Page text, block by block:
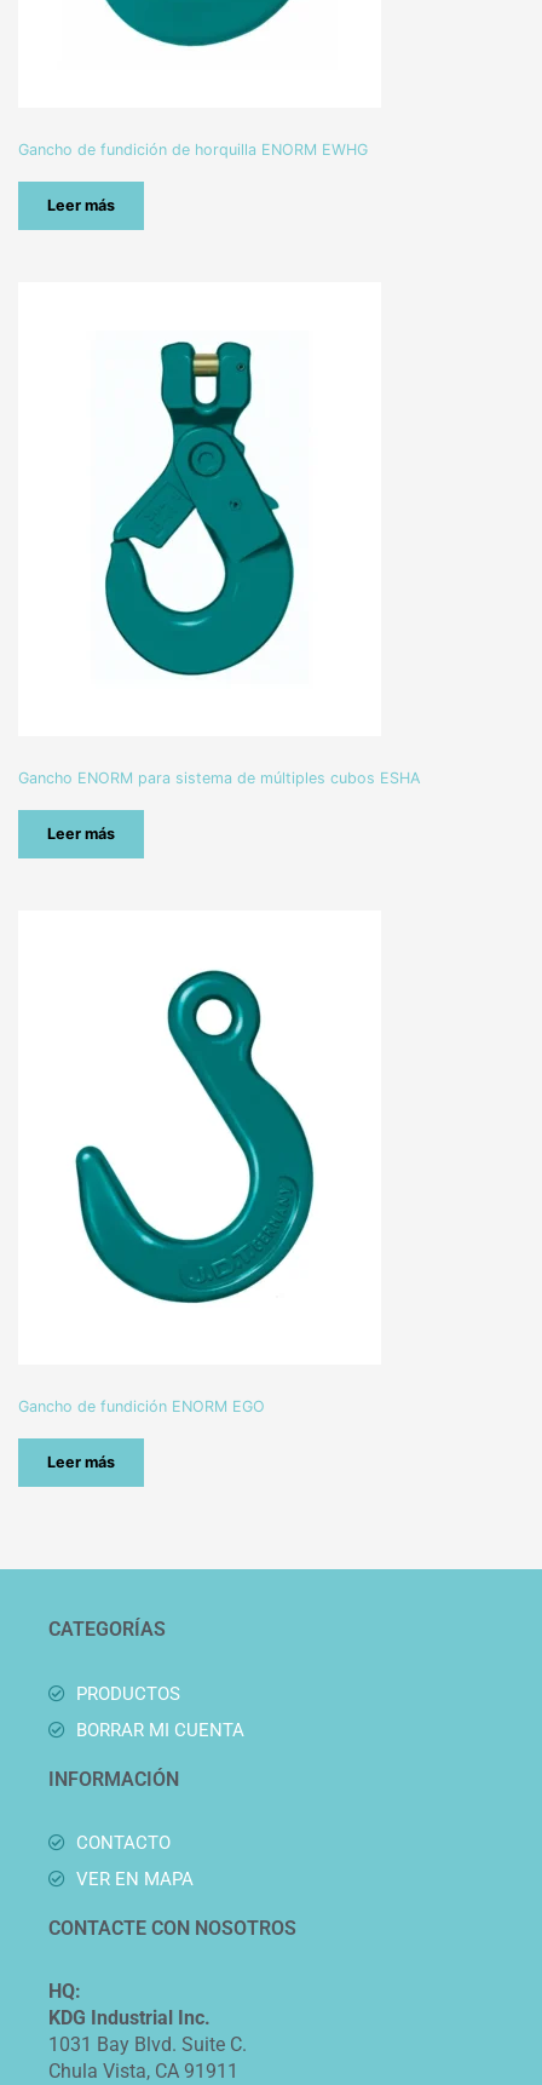
Gancho de fundición de horquilla ENORM EWHG
Leer más
Gancho ENORM para sistema de múltiples cubos ESHA
Leer más
Gancho de fundición ENORM EGO
Leer más
CATEGORÍAS
PRODUCTOS
BORRAR MI CUENTA
INFORMACIÓN
CONTACTO
VER EN MAPA
CONTACTE CON NOSOTROS
HQ:
KDG Industrial Inc.
1031 Bay Blvd. Suite C.
Chula Vista, CA 91911